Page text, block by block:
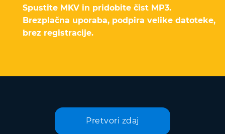
Spustite MKV in pridobite čist MP3.
Brezplačna uporaba, podpira velike datoteke,
brez registracije.
Pretvori zdaj